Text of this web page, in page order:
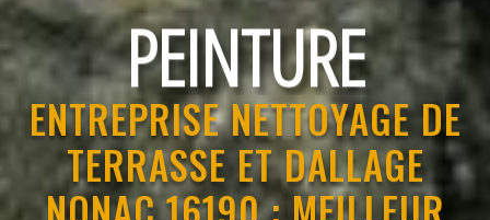
RAVALEMENT
ENTREPRISE NETTOYAGE DE
TERRASSE ET DALLAGE